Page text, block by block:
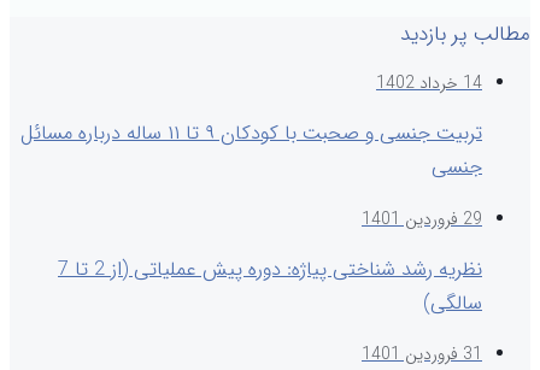
مطالب پر بازدید
14 خرداد 1402
تربیت جنسی و صحبت با کودکان ۹ تا ۱۱ ساله درباره مسائل
جنسی
29 فروردین 1401
نظریه رشد شناختی پیاژه: دوره پیش عملیاتی (از 2 تا 7
سالگی)
31 فروردین 1401